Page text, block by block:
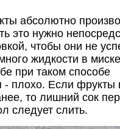
абсолютно
это нужно
чтобы они не
жидкости в
при таком способе
- плохо. Если фрукты
то лишний сок
следует слить.